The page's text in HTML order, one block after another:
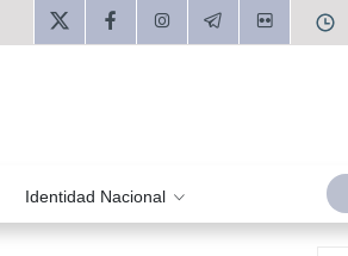
Identidad Nacional